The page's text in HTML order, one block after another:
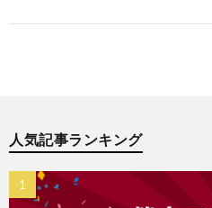
人気記事ランキング